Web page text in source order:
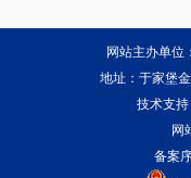
网站主办单位
地址：于家堡
技术支
网
备案